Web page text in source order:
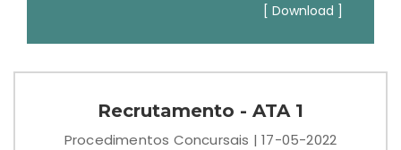
[ Download ]
Recrutamento - ATA 1
Procedimentos Concursais | 17-05-2022